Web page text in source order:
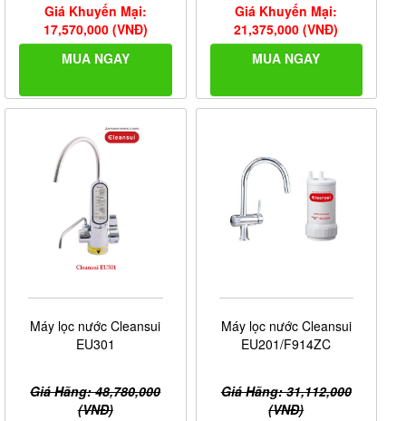
Giá Khuyến Mại:
17,570,000 (VNĐ)
MUA NGAY
Giá Khuyến Mại:
21,375,000 (VNĐ)
MUA NGAY
Máy lọc nước Cleansui
EU301
Giá Hãng: 48,780,000
(VNĐ)
Máy lọc nước Cleansui
EU201/F914ZC
Giá Hãng: 31,112,000
(VNĐ)